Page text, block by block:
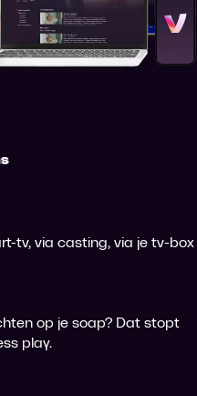
tv, via casting, via je tv-box
op je soap? Dat stopt
play.